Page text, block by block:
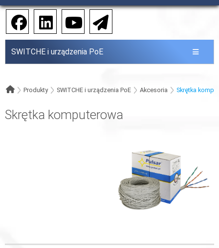
SWITCHE i urządzenia PoE
Produkty SWITCHE i urządzenia PoE Akcesoria Skrętka
Skrętka komputerowa
ŚREDNICA